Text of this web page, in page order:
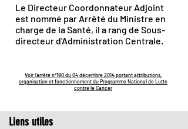
Le Directeur Coordonnateur Adjoint
est nommé par Arrêté du Ministre en
charge de la Santé, il a rang de Sous-
directeur d'Administration Centrale.
Voir l'arrêté n°190 du 04 décembre 2014 portant attributions,
organisation et fonctionnement du Programme National de Lutte
contre le Cancer
Liens utiles